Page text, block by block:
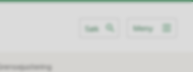
Søk Meny
Grensejustering